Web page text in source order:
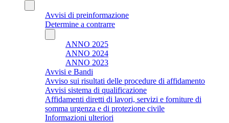
Avvisi di preinformazione
Determine a contrarre
ANNO 2025
ANNO 2024
ANNO 2023
Avvisi e Bandi
Avviso sui risultati delle procedure di affidamento
Avvisi sistema di qualificazione
Affidamenti diretti di lavori, servizi e forniture di
somma urgenza e di protezione civile
Informazioni ulteriori